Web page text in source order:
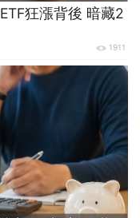
狂漲背後 暗藏2
1911